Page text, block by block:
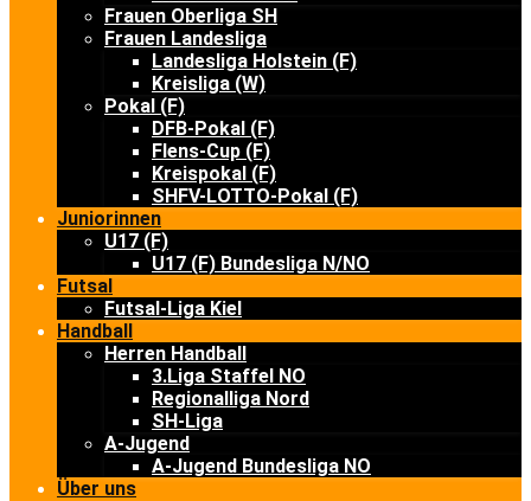
Frauen Oberliga SH
Frauen Landesliga
Landesliga Holstein (F)
Kreisliga (W)
Pokal (F)
DFB-Pokal (F)
Flens-Cup (F)
Kreispokal (F)
SHFV-LOTTO-Pokal (F)
Juniorinnen
U17 (F)
U17 (F) Bundesliga N/NO
Futsal
Futsal-Liga Kiel
Handball
Herren Handball
3.Liga Staffel NO
Regionalliga Nord
SH-Liga
A-Jugend
A-Jugend Bundesliga NO
Über uns